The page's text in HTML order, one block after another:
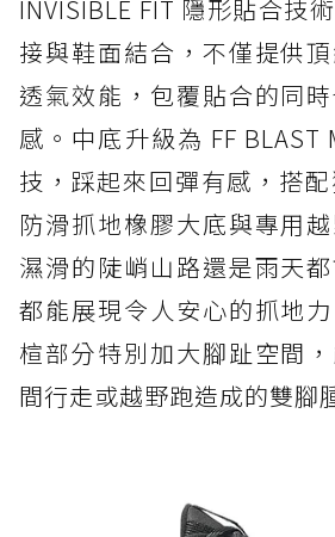
INVISIBLE FIT 隱形貼合技
接與鞋面結合，不僅提供
透氣效能，包覆貼合的同
感。中底升級為 FF BLAST
技，踩起來回彈有感，搭配
防滑抓地橡膠大底與專用
濕滑的陡峭山路還是雨天
都能展現令人安心的抓地
楦部分特別加大腳趾空間
間行走或越野跑造成的雙腳